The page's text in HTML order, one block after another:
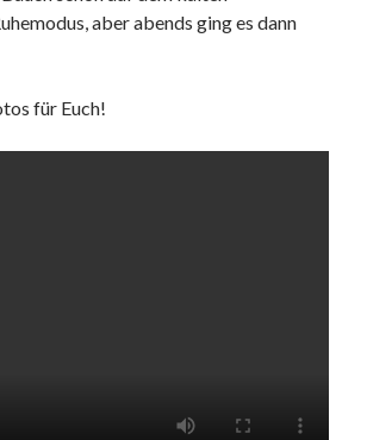
aber abends ging es dann
für Euch!